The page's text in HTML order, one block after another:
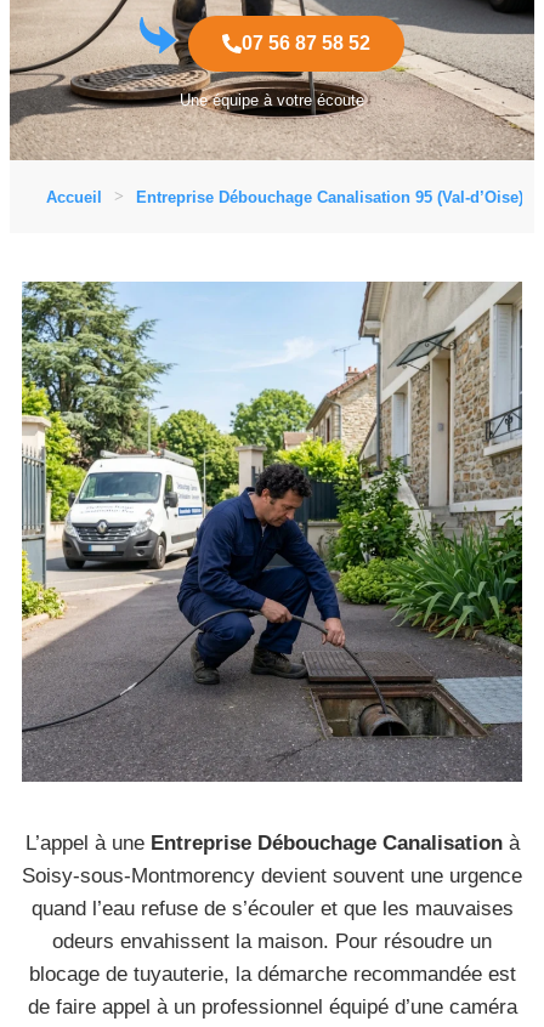
07 56 87 58 52
Une équipe à votre écoute
Accueil Entreprise Débouchage Canalisation 95 (Val-d’Oise)
L’appel à une Entreprise Débouchage Canalisationà
Soisy-sous-Montmorency devient souvent une urgence
quand l’eau refuse de s’écouler et que les mauvaises
odeurs envahissent la maison. Pour résoudre un
blocage de tuyauterie, la démarche recommandée est
de faire appel à un professionnel équipé d’une caméra